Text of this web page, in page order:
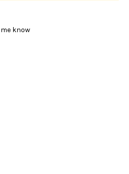
know